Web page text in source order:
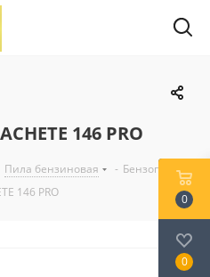
146 PRO
Пила бензиновая - Бензопила
146 PRO
0
0